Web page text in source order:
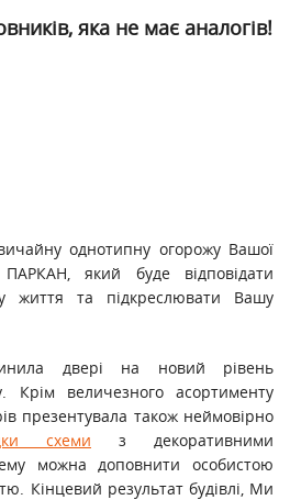
яка не має аналогів!
однотипну огорожу Вашої
який буде відповідати
життя та підкреслювати Вашу
двері на новий рівень
Крім величезного асортименту
презентувала також неймовірно
схеми з декоративними
можна доповнити особистою
Кінцевий результат будівлі, Ми